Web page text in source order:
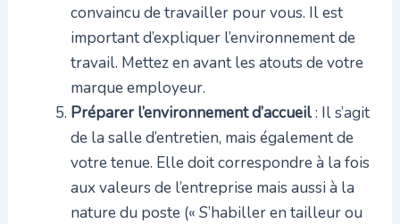
convaincu de travailler pour vous. Il est
important d’expliquer l’environnement de
travail. Mettez en avant les atouts de votre
marque employeur.
Préparer l’environnement d’accueil: Il s’agit
de la salle d’entretien, mais également de
votre tenue. Elle doit correspondre à la fois
aux valeurs de l’entreprise mais aussi à la
nature du poste (« S’habiller en tailleur ou